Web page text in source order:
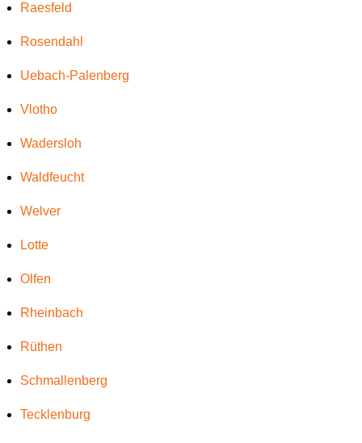
Raesfeld
Rosendahl
Uebach-Palenberg
Vlotho
Wadersloh
Waldfeucht
Welver
Lotte
Olfen
Rheinbach
Rüthen
Schmallenberg
Tecklenburg